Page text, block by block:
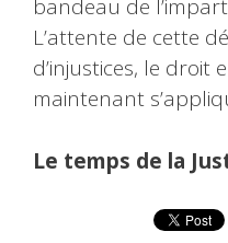
bandeau de
L’attente de cette
d’injustices, le
maintenant
Le temps de la